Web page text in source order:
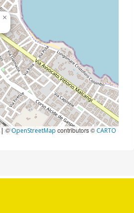
×
|©OpenStreetMap contributors ©CARTO